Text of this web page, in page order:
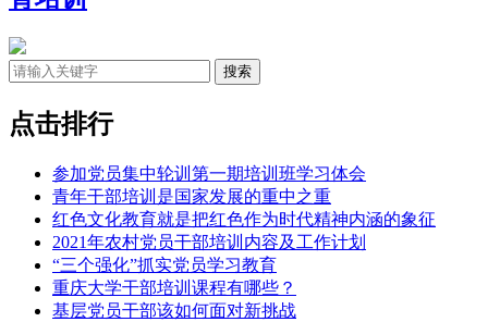
点击排行
参加党员集中轮训第一期培训班学习体会
青年干部培训是国家发展的重中之重
红色文化教育就是把红色作为时代精神内涵的象征
2021年农村党员干部培训内容及工作计划
“三个强化”抓实党员学习教育
重庆大学干部培训课程有哪些？
基层党员干部该如何面对新挑战